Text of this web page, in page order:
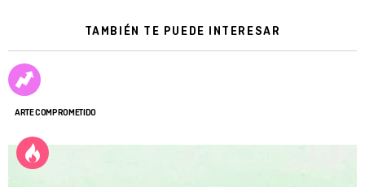
TAMBIÉN TE PUEDE INTERESAR
ARTE COMPROMETIDO